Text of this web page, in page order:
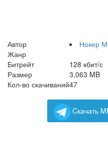
Автор
Нокер
Жанр
Битрейт
128 кбит/с
Размер
3,063 MB
Кол-во скачиваний47
Cкачать